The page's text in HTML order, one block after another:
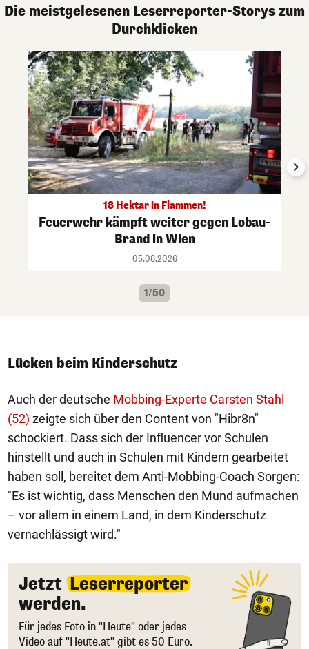
Die meistgelesenen Leserreporter-Storys zum
Durchklicken
18 Hektar in Flammen!
Feuerwehr kämpft weiter gegen Lobau-
Brand in Wien
05.08.2026
1/50
Lücken beim Kinderschutz
Auch der deutsche Mobbing-Experte Carsten Stahl
(52) zeigte sich über den Content von "Hibr8n"
schockiert. Dass sich der Influencer vor Schulen
hinstellt und auch in Schulen mit Kindern gearbeitet
haben soll, bereitet dem Anti-Mobbing-Coach Sorgen:
"Es ist wichtig, dass Menschen den Mund aufmachen
– vor allem in einem Land, in dem Kinderschutz
vernachlässigt wird."
Jetzt Leserreporter
werden.
Für jedes Foto in "Heute" oder jedes
Video auf "Heute.at" gibt es 50 Euro.